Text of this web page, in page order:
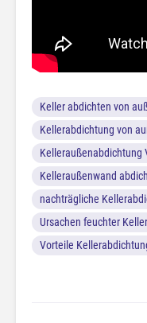
Keller abdichten von
Kellerabdichtung von
Kelleraußenabdichtung
Kelleraußenwand
nachträgliche
Ursachen feuchter Keller
Vorteile